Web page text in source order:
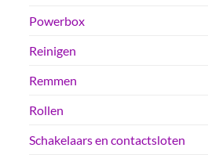
Powerbox
Reinigen
Remmen
Rollen
Schakelaars en contactsloten